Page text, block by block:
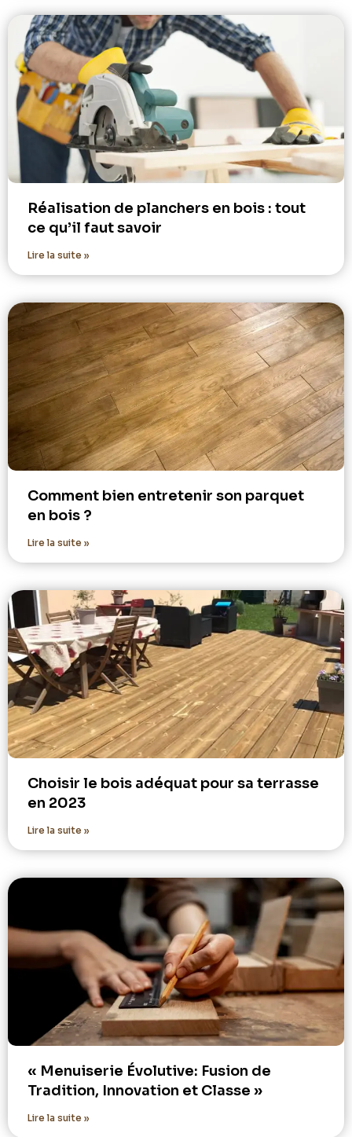
Réalisation de planchers en bois : tout
ce qu’il faut savoir
Lire la suite »
Comment bien entretenir son parquet
en bois ?
Lire la suite »
Choisir le bois adéquat pour sa terrasse
en 2023
Lire la suite »
« Menuiserie Évolutive: Fusion de
Tradition, Innovation et Classe »
Lire la suite »